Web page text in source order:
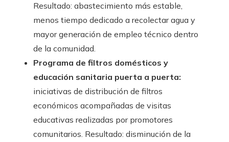
Resultado: abastecimiento más estable,
menos tiempo dedicado a recolectar agua y
mayor generación de empleo técnico dentro
de la comunidad.
Programa de filtros domésticos y
educación sanitaria puerta a puerta:
iniciativas de distribución de filtros
económicos acompañadas de visitas
educativas realizadas por promotores
comunitarios. Resultado: disminución de la